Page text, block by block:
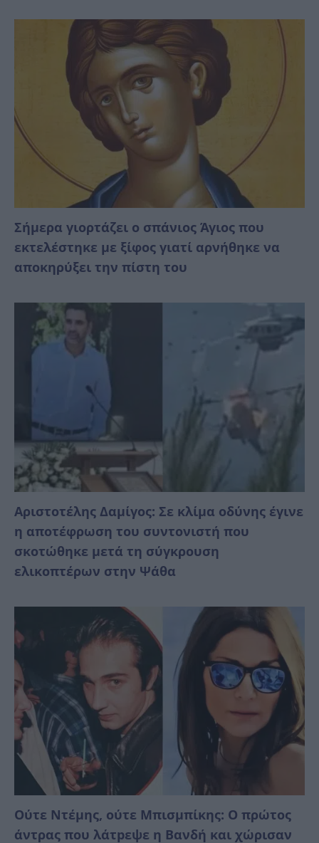
Σήμερα γιορτάζει ο σπάνιος Άγιος που
εκτελέστηκε με ξίφος γιατί αρνήθηκε να
αποκηρύξει την πίστη του
Αριστοτέλης Δαμίγος: Σε κλίμα οδύνης έγινε
η αποτέφρωση του συντονιστή που
σκοτώθηκε μετά τη σύγκρουση
ελικοπτέρων στην Ψάθα
Ούτε Ντέμης, ούτε Μπισμπίκης: Ο πρώτος
άντρας που λάτpεψε η Βανδή και χώρισαν